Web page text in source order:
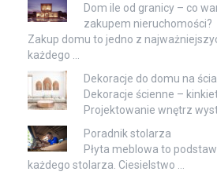
Dom ile od granicy – co
zakupem nieruchomości?
Zakup domu to jedno z
każdego …
Dekoracje do domu na
Dekoracje ścienne –
Projektowanie wnętrz
Poradnik stolarza
Płyta meblowa to
każdego stolarza. Ciesielstwo …